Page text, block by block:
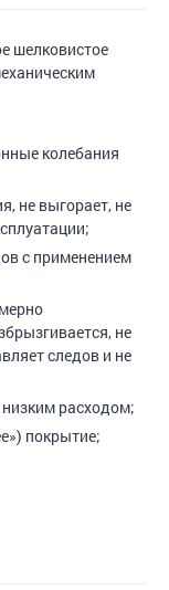
шелковистое
колебания
не выгорает, не
с применением
не
следов и не
расходом;
покрытие;